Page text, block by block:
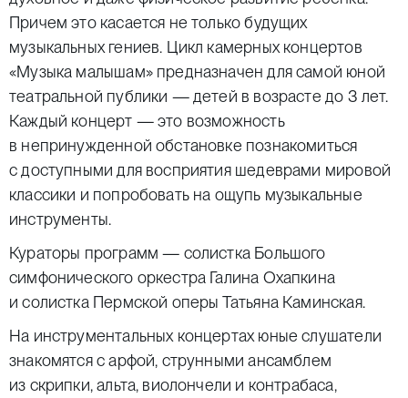
Причем это касается не только будущих
музыкальных гениев. Цикл камерных концертов
«Музыка малышам» предназначен для самой юной
театральной публики — детей в возрасте до 3 лет.
Каждый концерт — это возможность
в непринужденной обстановке познакомиться
с доступными для восприятия шедеврами мировой
классики и попробовать на ощупь музыкальные
инструменты.
Кураторы программ — солистка Большого
симфонического оркестра Галина Охапкина
и солистка Пермской оперы Татьяна Каминская.
На инструментальных концертах юные слушатели
знакомятся с арфой, струнными ансамблем
из скрипки, альта, виолончели и контрабаса,